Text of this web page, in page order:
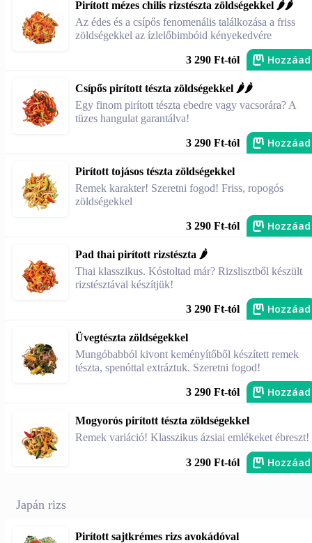
Pirított mézes chilis rizstészta zöldségekkel 🌶️🌶️
Az édes és a csípős fenomenális találkozása a friss
zöldségekkel az ízlelőbimbóid kényekedvére
3 290 Ft-tól Hozzáad
Csípős pirított tészta zöldségekkel 🌶️🌶️
Egy finom pirított tészta ebedre vagy vacsorára? A
tüzes hangulat garantálva!
3 290 Ft-tól Hozzáad
Pirított tojásos tészta zöldségekkel
Remek karakter! Szeretni fogod! Friss, ropogós
zöldségekkel
3 290 Ft-tól Hozzáad
Pad thai pirított rizstészta 🌶️
Thai klasszikus. Kóstoltad már? Rizslisztből készült
rizstésztával készítjük!
3 290 Ft-tól Hozzáad
Üvegtészta zöldségekkel
Mungóbabból kivont keményítőből készített remek
tészta, spenóttal extráztuk. Szeretni fogod!
3 290 Ft-tól Hozzáad
Mogyorós pirított tészta zöldségekkel
Remek variáció! Klasszikus ázsiai emlékeket ébreszt!
3 290 Ft-tól Hozzáad
Japán rizs
Pirított sajtkrémes rizs avokádóval